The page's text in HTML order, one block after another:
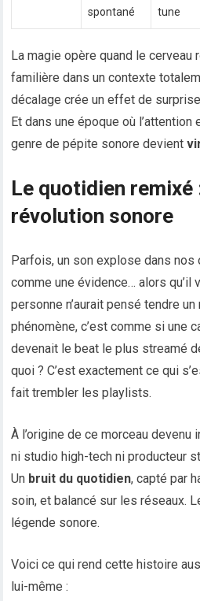
spontané
tune
La magie opère quand le cerveau
familière dans un contexte
décalage crée un effet de
Et dans une époque où l’attention
genre de pépite sonore devient
Le quotidien remixé
révolution sonore
Parfois, un son explose dans nos
comme une évidence… alors qu’il
personne n’aurait pensé tendre
phénomène, c’est comme si une
devenait le beat le plus streamé
quoi ? C’est exactement ce qui
fait trembler les playlists.
À l’origine de ce morceau devenu
ni studio high-tech ni producteur
Un bruit du quotidien, capté par
soin, et balancé sur les réseaux.
légende sonore.
Voici ce qui rend cette histoire
lui-même :